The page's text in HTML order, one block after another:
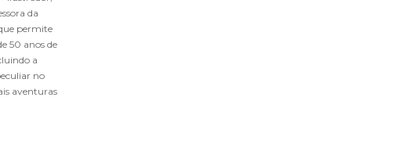
da
permite
50 anos de
a
no
aventuras